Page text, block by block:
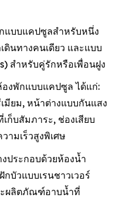
แบบแคปซูลสำหรับหนึ่ง
นทางคนเดียว และแบบ
สำหรับคู่รักหรือเพื่อนฝูง
งพักแบบแคปซูล ได้แก่:
ยม, หน้าต่างแบบกันแสง
ก็บสัมภาระ, ช่องเสียบ
ามเร็วสูงพิเศษ
ประกอบด้วยห้องน้ำ
บัวแบบเรนชาวเวอร์
ะผลิตภัณฑ์อาบน้ำที่